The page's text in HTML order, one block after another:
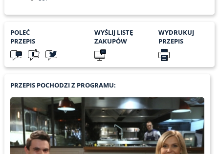
POLEĆ
PRZEPIS
WYŚLIJ LISTĘ
ZAKUPÓW
WYDRUKUJ
PRZEPIS
PRZEPIS POCHODZI Z PROGRAMU: